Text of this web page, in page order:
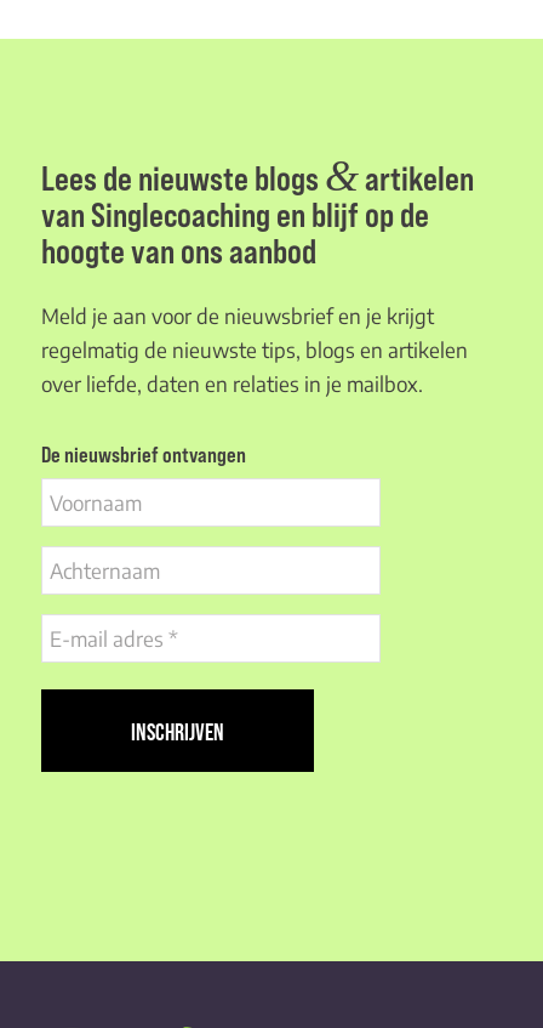
Lees de nieuwste blogs &artikelen
van Singlecoaching en blijf op de
hoogte van ons aanbod
Meld je aan voor de nieuwsbrief en je krijgt
regelmatig de nieuwste tips, blogs en artikelen
over liefde, daten en relaties in je mailbox.
De nieuwsbrief ontvangen
Voornaam
Achternaam
E-
mail
adres